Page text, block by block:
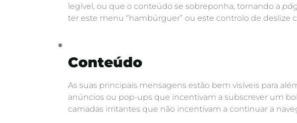
legível, ou que o conteúdo se sobreponha, tornando a
ter este menu “hambúrguer” ou este controlo de deslize
Conteúdo
As suas principais mensagens estão bem visíveis para
anúncios ou pop-ups que incentivam a subscrever um
camadas irritantes que não incentivam a continuar a